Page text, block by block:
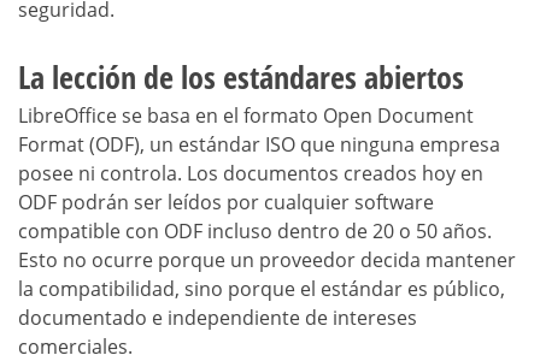
seguridad.
La lección de los estándares abiertos
LibreOffice se basa en el formato Open Document
Format (ODF), un estándar ISO que ninguna empresa
posee ni controla. Los documentos creados hoy en
ODF podrán ser leídos por cualquier software
compatible con ODF incluso dentro de 20 o 50 años.
Esto no ocurre porque un proveedor decida mantener
la compatibilidad, sino porque el estándar es público,
documentado e independiente de intereses
comerciales.